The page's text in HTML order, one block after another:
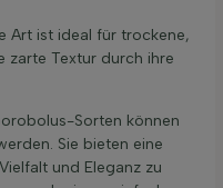
Art ist ideal für trockene,
zarte Textur durch ihre
Sorten können
Sie bieten eine
und Eleganz zu